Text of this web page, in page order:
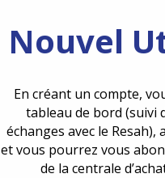
Nouvel
En créant un compte,
tableau de bord (suivi
échanges avec le
et vous pourrez vous
de la centrale